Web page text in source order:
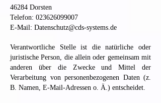
46284 Dorsten
Telefon: 023626099007
E-Mail: Datenschutz@cds-systems.de
Verantwortliche Stelle ist die natürliche oder
juristische Person, die allein oder gemeinsam mit
anderen über die Zwecke und Mittel der
Verarbeitung von personenbezogenen Daten (z.
B. Namen, E-Mail-Adressen o. Ä.) entscheidet.